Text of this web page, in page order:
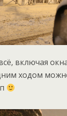
включая
ходом